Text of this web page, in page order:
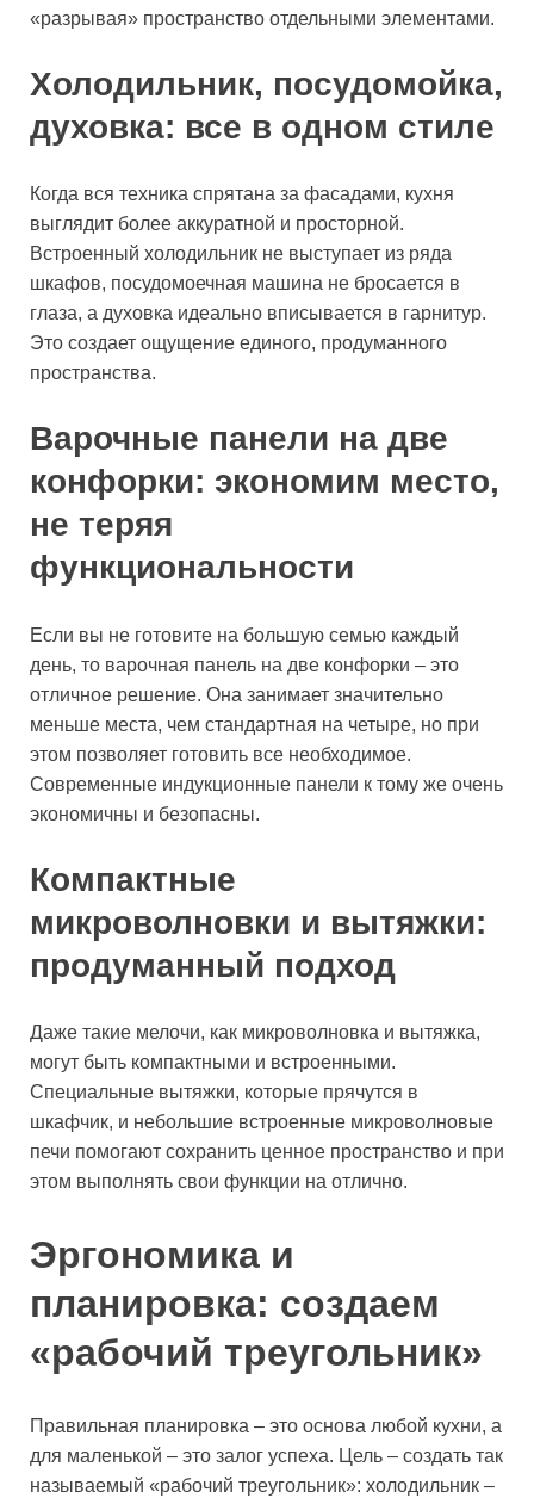
«разрывая» пространство отдельными элементами.
Холодильник, посудомойка,
духовка: все в одном стиле
Когда вся техника спрятана за фасадами, кухня
выглядит более аккуратной и просторной.
Встроенный холодильник не выступает из ряда
шкафов, посудомоечная машина не бросается в
глаза, а духовка идеально вписывается в гарнитур.
Это создает ощущение единого, продуманного
пространства.
Варочные панели на две
конфорки: экономим место,
не теряя
функциональности
Если вы не готовите на большую семью каждый
день, то варочная панель на две конфорки – это
отличное решение. Она занимает значительно
меньше места, чем стандартная на четыре, но при
этом позволяет готовить все необходимое.
Современные индукционные панели к тому же очень
экономичны и безопасны.
Компактные
микроволновки и вытяжки:
продуманный подход
Даже такие мелочи, как микроволновка и вытяжка,
могут быть компактными и встроенными.
Специальные вытяжки, которые прячутся в
шкафчик, и небольшие встроенные микроволновые
печи помогают сохранить ценное пространство и при
этом выполнять свои функции на отлично.
Эргономика и
планировка: создаем
«рабочий треугольник»
Правильная планировка – это основа любой кухни, а
для маленькой – это залог успеха. Цель – создать так
называемый «рабочий треугольник»: холодильник –